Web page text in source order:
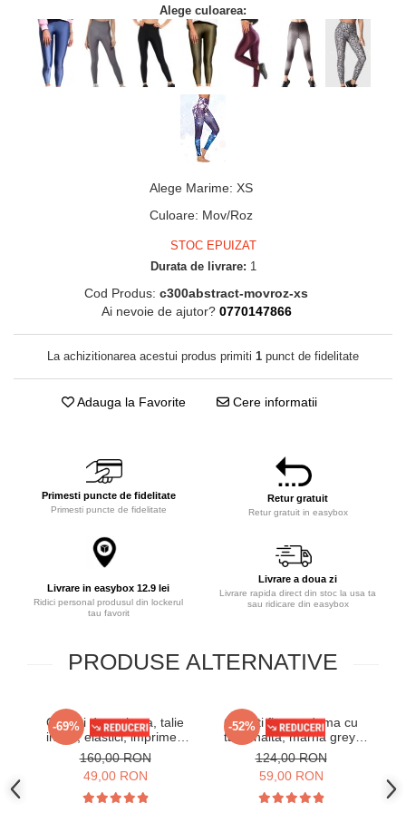
Alege culoarea:
Alege Marime: XS
Culoare: Mov/Roz
STOC EPUIZAT
Durata de livrare: 1
Cod Produs: c300abstract-movroz-xs
Ai nevoie de ajutor? 0770147866
La achizitionarea acestui produs primiti 1 punct de fidelitate
Adauga la Favorite Cere informatii
Primesti puncte de fidelitate
Primesti puncte de fidelitate
Retur gratuit
Retur gratuit in easybox
Livrare in easybox 12.9 lei
Ridici personal produsul din lockerul
tau favorit
Livrare a doua zi
Livrare rapida direct din stoc la usa ta
sau ridicare din easybox
PRODUSE ALTERNATIVE
-69%
Colanti dama lycra, talie
inalta, elastici, imprimeu
Digital, Alb-Negru
160,00 RON
49,00 RON
-52%
Colanti fitness dama cu
talie inalta, marna grey,
one size, S/M
124,00 RON
59,00 RON